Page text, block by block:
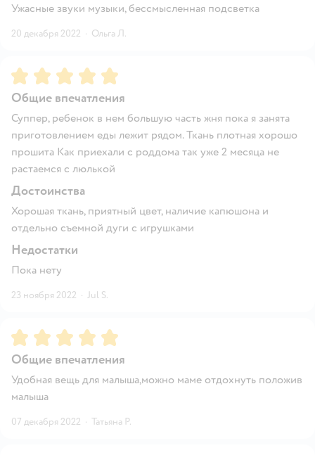
Ужасные звуки музыки, бессмысленная подсветка
20 декабря 2022 · Ольга Л.
Рейтинг:5
Общие впечатления
Суппер, ребенок в нем большую часть жня пока я занята
приготовлением еды лежит рядом. Ткань плотная хорошо
прошита Как приехали с роддома так уже 2 месяца не
растаемся с люлькой
Достоинства
Хорошая ткань, приятный цвет, наличие капюшона и
отдельно съемной дуги с игрушками
Недостатки
Пока нету
23 ноября 2022 · Jul S.
Рейтинг:5
Общие впечатления
Удобная вещь для малыша,можно маме отдохнуть положив
малыша
07 декабря 2022 · Татьяна Р.